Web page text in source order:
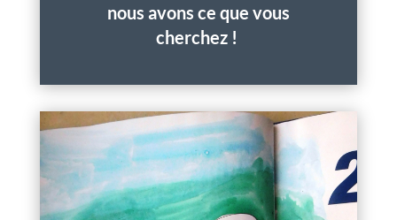
nous avons ce que vous
cherchez !